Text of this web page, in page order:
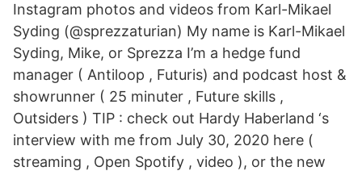
Instagram photos and videos from Karl-Mikael
Syding (@sprezzaturian) My name is Karl-Mikael
Syding, Mike, or Sprezza I’m a hedge fund
manager ( Antiloop , Futuris) and podcast host &
showrunner ( 25 minuter , Future skills ,
Outsiders ) TIP : check out Hardy Haberland ‘s
interview with me from July 30, 2020 here (
streaming , Open Spotify , video ), or the new